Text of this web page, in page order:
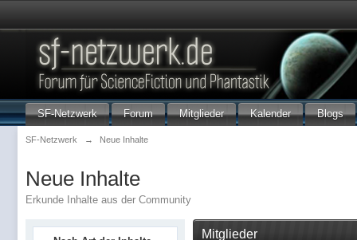
SF-Netzwerk Forum Mitglieder Kalender Blogs
SF-Netzwerk → Neue Inhalte
Neue Inhalte
Erkunde Inhalte aus der Community
Mitglieder